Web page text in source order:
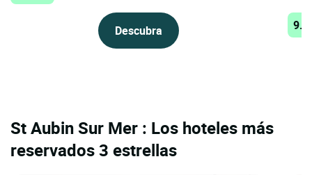
Descubra
St Aubin Sur Mer : Los hoteles más
reservados 3 estrellas